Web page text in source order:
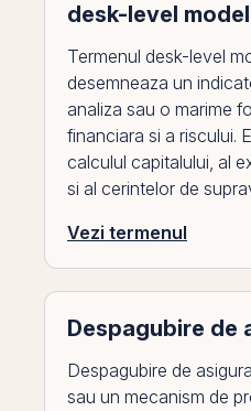
desk-level
Termenul desk-level
desemneaza un
analiza sau o marime
financiara si a riscului.
calculul capitalului, al
si al cerintelor de
Vezi termenul
Despagubire de
Despagubire de
sau un mecanism de